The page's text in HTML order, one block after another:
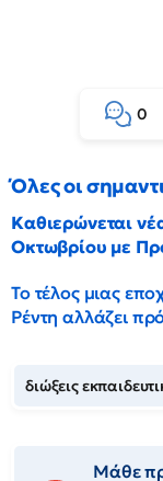
0
Όλες οι
Καθιερώνεται
Οκτωβρίου με
Το τέλος μιας
Ρέντη αλλάζει
διώξεις
Μάθε